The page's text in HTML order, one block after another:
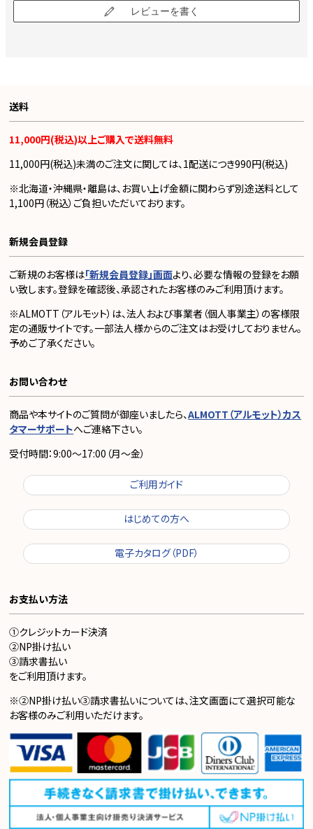
レビューを書く
送料
11,000円(税込)以上ご購入で送料無料
11,000円(税込)未満のご注文に関しては、1配送につき990円(税込)
※北海道・沖縄県・離島は、お買い上げ金額に関わらず別途送料として
1,100円（税込）ご負担いただいております。
新規会員登録
ご新規のお客様は「新規会員登録」画面より、必要な情報の登録をお願
い致します。登録を確認後、承認されたお客様のみご利用頂けます。
※ALMOTT（アルモット）は、法人および事業者（個人事業主）の客様限
定の通販サイトです。一部法人様からのご注文はお受けしておりません。
予めご了承ください。
お問い合わせ
商品や本サイトのご質問が御座いましたら、ALMOTT（アルモット）カス
タマーサポートへご連絡下さい。
受付時間：9:00～17:00（月～金）
ご利用ガイド
はじめての方へ
電子カタログ（PDF）
お支払い方法
①クレジットカード決済
②NP掛け払い
③請求書払い
をご利用頂けます。
※②NP掛け払い③請求書払いについては、注文画面にて選択可能な
お客様のみご利用いただけます。